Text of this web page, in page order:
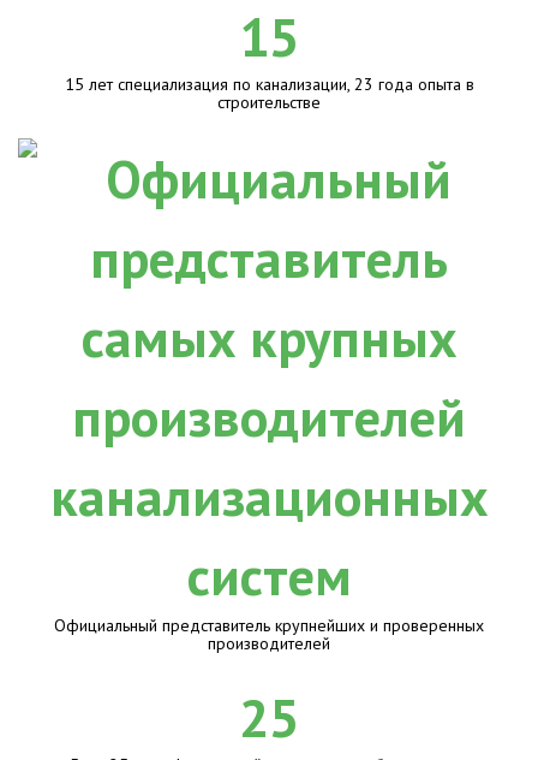
15
15 лет специализация по канализации, 23 года опыта в
строительстве
Официальный представитель крупнейших и проверенных
производителей
25